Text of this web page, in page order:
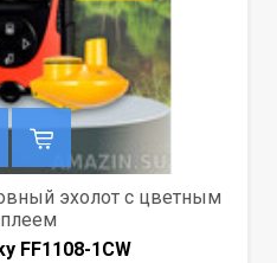
эхолот с цветным
FF1108-1CW